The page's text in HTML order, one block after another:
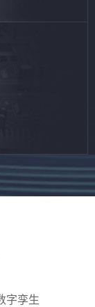
字孪生